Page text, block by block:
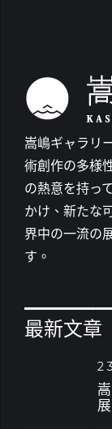
嵩嶋ギャラリ
術創作の多様
の熱意を持っ
かけ、新たな
界中の一流の
す。
最新文章
2